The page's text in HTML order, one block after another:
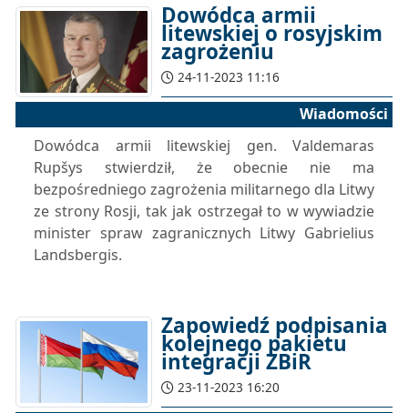
Dowódca armii
litewskiej o rosyjskim
zagrożeniu
24-11-2023 11:16
Wiadomości
Dowódca armii litewskiej gen. Valdemaras
Rupšys stwierdził, że obecnie nie ma
bezpośredniego zagrożenia militarnego dla Litwy
ze strony Rosji, tak jak ostrzegał to w wywiadzie
minister spraw zagranicznych Litwy Gabrielius
Landsbergis.
Zapowiedź podpisania
kolejnego pakietu
integracji ZBiR
23-11-2023 16:20